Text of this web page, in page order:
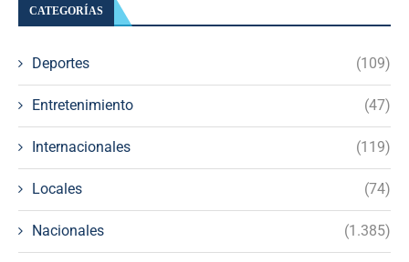
CATEGORÍAS
Deportes (109)
Entretenimiento (47)
Internacionales (119)
Locales (74)
Nacionales (1.385)